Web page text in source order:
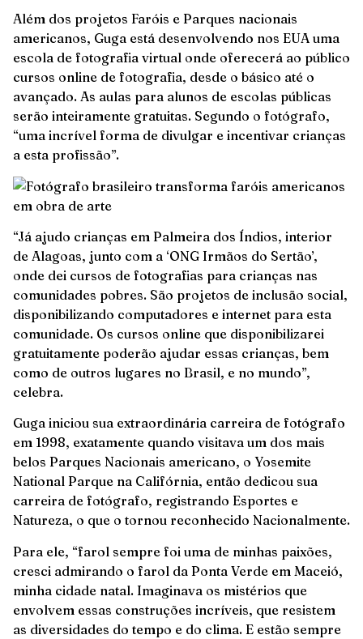
Além dos projetos Faróis e Parques nacionais
americanos, Guga está desenvolvendo nos EUA uma
escola de fotografia virtual onde oferecerá ao público
cursos online de fotografia, desde o básico até o
avançado. As aulas para alunos de escolas públicas
serão inteiramente gratuitas. Segundo o fotógrafo,
“uma incrível forma de divulgar e incentivar crianças
a esta profissão”.
“Já ajudo crianças em Palmeira dos Índios, interior
de Alagoas, junto com a ‘ONG Irmãos do Sertão’,
onde dei cursos de fotografias para crianças nas
comunidades pobres. São projetos de inclusão social,
disponibilizando computadores e internet para esta
comunidade. Os cursos online que disponibilizarei
gratuitamente poderão ajudar essas crianças, bem
como de outros lugares no Brasil, e no mundo”,
celebra.
Guga iniciou sua extraordinária carreira de fotógrafo
em 1998, exatamente quando visitava um dos mais
belos Parques Nacionais americano, o Yosemite
National Parque na Califórnia, então dedicou sua
carreira de fotógrafo, registrando Esportes e
Natureza, o que o tornou reconhecido Nacionalmente.
Para ele, “farol sempre foi uma de minhas paixões,
cresci admirando o farol da Ponta Verde em Maceió,
minha cidade natal. Imaginava os mistérios que
envolvem essas construções incríveis, que resistem
as diversidades do tempo e do clima. E estão sempre